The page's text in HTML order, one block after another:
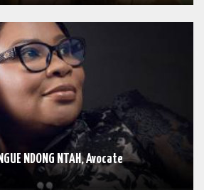
NDONG NTAH, Avocate